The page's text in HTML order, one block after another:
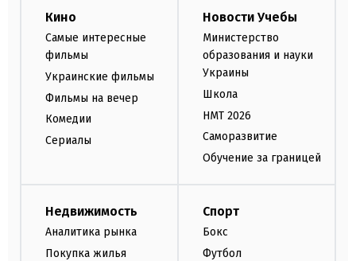
Кино
Самые интересные
фильмы
Украинские фильмы
Фильмы на вечер
Комедии
Сериалы
Новости Учебы
Министерство
образования и науки
Украины
Школа
НМТ 2026
Саморазвитие
Обучение за границей
Недвижимость
Аналитика рынка
Покупка жилья
Спорт
Бокс
Футбол